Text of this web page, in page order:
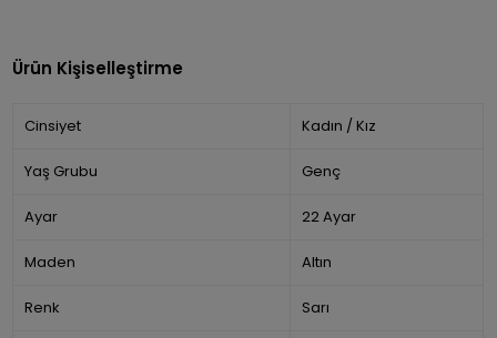
Ürün Kişiselleştirme
Cinsiyet Kadın / Kız
Yaş Grubu Genç
Ayar 22 Ayar
Maden Altın
Renk Sarı